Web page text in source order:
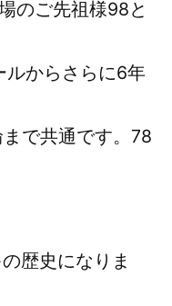
のご先祖様98と
ルからさらに6年
で共通です。78
歴史になりま